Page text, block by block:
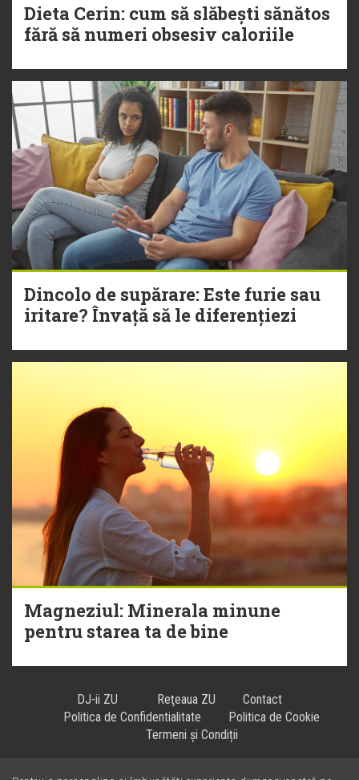
Dieta Cerin: cum să slăbești sănătos
fără să numeri obsesiv caloriile
Dincolo de supărare: Este furie sau
iritare? Învață să le diferențiezi
Magneziul: Minerala minune
pentru starea ta de bine
DJ-ii ZU Reţeaua ZU
Contact
Politica de Confidentialitate
Politica de Cookie
Termeni și Condiții